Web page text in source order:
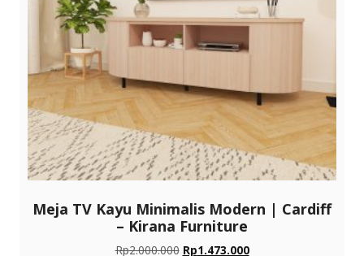
Meja TV Kayu Minimalis Modern | Cardiff
– Kirana Furniture
Rp2.000.000 Harga
Rp1.473.000Harga